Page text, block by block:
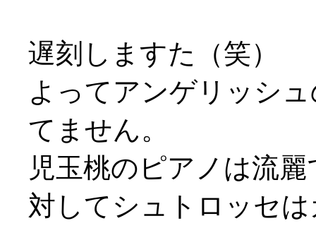
遅刻しますた（笑）
よってアンゲリッシ
てません。
児玉桃のピアノは流
対してシュトロッセ